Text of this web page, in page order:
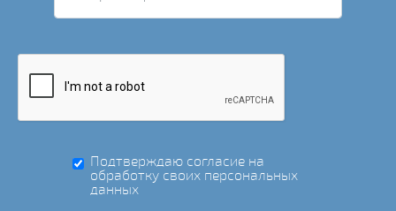
Подтверждаю согласие на
обработку своих персональных
данных